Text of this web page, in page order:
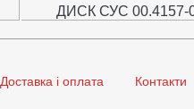
ДИСК СУС 00.4157-
Доставка і оплата Контакти